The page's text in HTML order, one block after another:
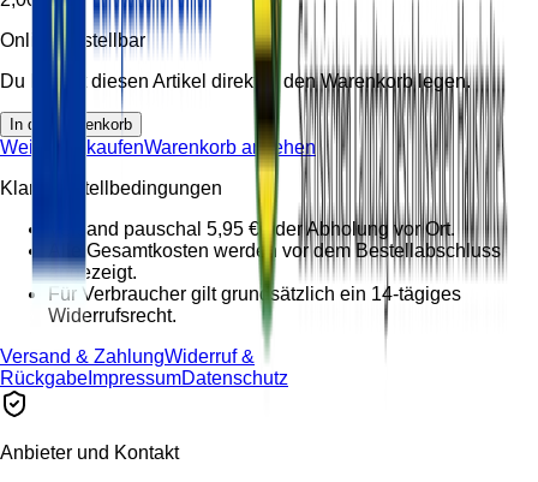
Online bestellbar
Du kannst diesen Artikel direkt in den Warenkorb legen.
In den Warenkorb
Weiter einkaufenWarenkorb ansehen
Klare Bestellbedingungen
Versand pauschal 5,95 € oder Abholung vor Ort.
Alle Gesamtkosten werden vor dem Bestellabschluss
angezeigt.
Für Verbraucher gilt grundsätzlich ein 14-tägiges
Widerrufsrecht.
Versand & ZahlungWiderruf &
Rückgabe ImpressumDatenschutz
Anbieter und Kontakt